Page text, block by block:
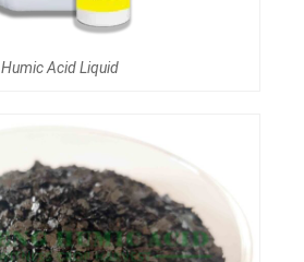
Humic Acid Liquid